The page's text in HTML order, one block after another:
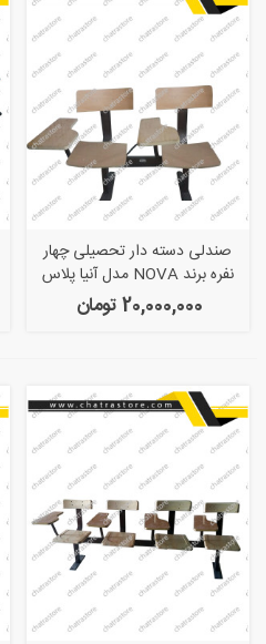
صندلی دسته دار تحصیلی چهار
نفره برند NOVA مدل آنیا پلاس
20,000,000 تومان